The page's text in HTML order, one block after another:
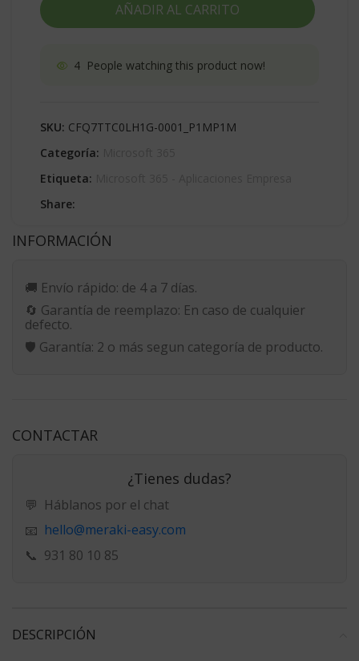
AÑADIR AL CARRITO
4 People watching this product now!
SKU: CFQ7TTC0LH1G-0001_P1MP1M
Categoría:
Etiqueta:
Share:
INFORMACIÓN
🚚 Envío rápido: de 4 a 7 días.
🔄 Garantía de reemplazo: En caso de cualquier
defecto.
🛡️ Garantía: 2 o más segun categoría de producto.
CONTACTAR
¿Tienes dudas?
💬 Háblanos por el chat
📧 hello@meraki-easy.com
📞 931 80 10 85
DESCRIPCIÓN